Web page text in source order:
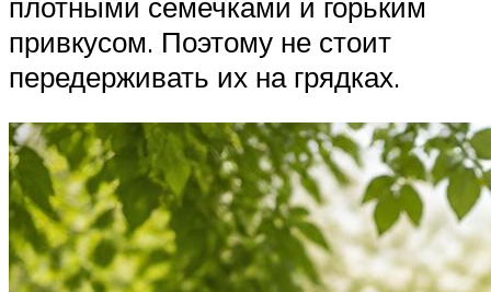
привкусом. Поэтому не стоит
передерживать их на грядках.